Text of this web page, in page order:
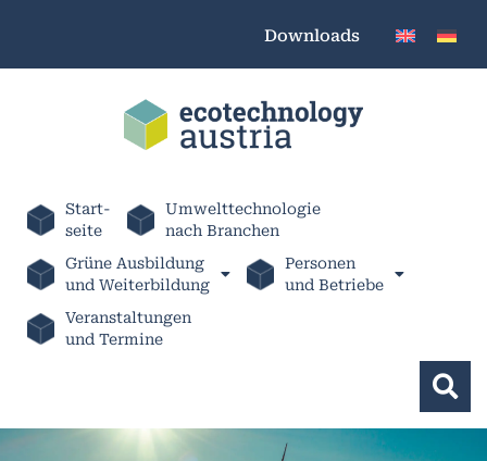
Downloads
Start-
seite
Umwelttechnologie
nach Branchen
Grüne Ausbildung
und Weiterbildung
Personen
und Betriebe
Veranstaltungen
und Termine